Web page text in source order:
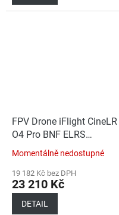
FPV Drone iFlight
O4 Pro BNF ELRS
(2.4GHz/868/915MHz)
100mW Dualband
RX GPS Waterproof
Momentálně nedostupné
19 182 Kč bez DPH
23 210 Kč
DETAIL